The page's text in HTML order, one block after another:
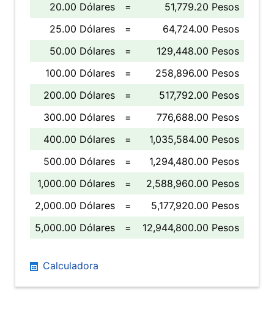
20.00 Dólares
=
51,779.20 Pesos
25.00 Dólares
=
64,724.00 Pesos
50.00 Dólares
=
129,448.00 Pesos
100.00 Dólares
=
258,896.00 Pesos
200.00 Dólares
=
517,792.00 Pesos
300.00 Dólares
=
776,688.00 Pesos
400.00 Dólares
=
1,035,584.00 Pesos
500.00 Dólares
=
1,294,480.00 Pesos
1,000.00 Dólares
=
2,588,960.00 Pesos
2,000.00 Dólares
=
5,177,920.00 Pesos
5,000.00 Dólares
= 12,944,800.00 Pesos
Calculadora